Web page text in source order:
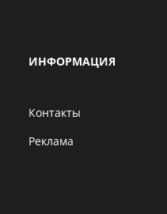
ИНФОРМАЦИЯ
Контакты
Реклама